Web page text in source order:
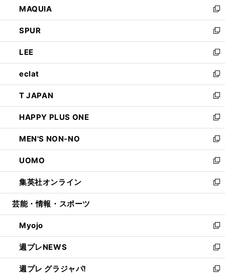
ド
ウ
で
開
く
ィ
ン
ド
ウ
で
開
く
い
ウ
ィ
ン
ド
ウ
で
開
く
MAQUIA
新
し
い
ウ
ィ
ン
ド
ウ
で
開
く
SPUR
新
し
い
ウ
ィ
ン
ド
ウ
で
開
く
LEE
新
し
い
ウ
ィ
ン
ド
ウ
で
開
く
eclat
新
し
い
ウ
ィ
ン
ド
ウ
で
開
く
T JAPAN
新
し
い
ウ
ィ
ン
ド
ウ
で
開
HAPPY PLUS ONE
新
し
い
ウ
ィ
ン
ド
ウ
開
く
MEN'S NON-NO
新
し
い
ウ
ィ
ン
ウ
で
開
く
UOMO
新
し
い
ウ
ン
ド
ウ
で
開
く
集英社オンライン
新
し
ウ
ィ
ン
ド
ウ
で
芸能・情報・スポーツ
Myojo
新
し
い
ウ
ィ
週プレNEWS
新
し
い
週プレ グラジャパ!
新